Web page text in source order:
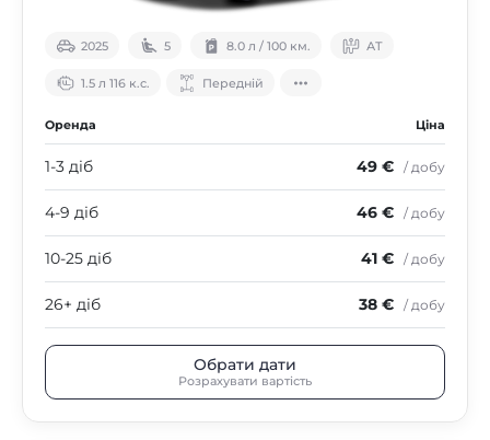
2025 5 8.0 л / 100 км. АТ
1.5 л 116 к.с. Передній
Оренда Ціна
1-3 діб 49 € / добу
4-9 діб 46 € / добу
10-25 діб 41 € / добу
26+ діб 38 € / добу
Обрати дати
Розрахувати вартість